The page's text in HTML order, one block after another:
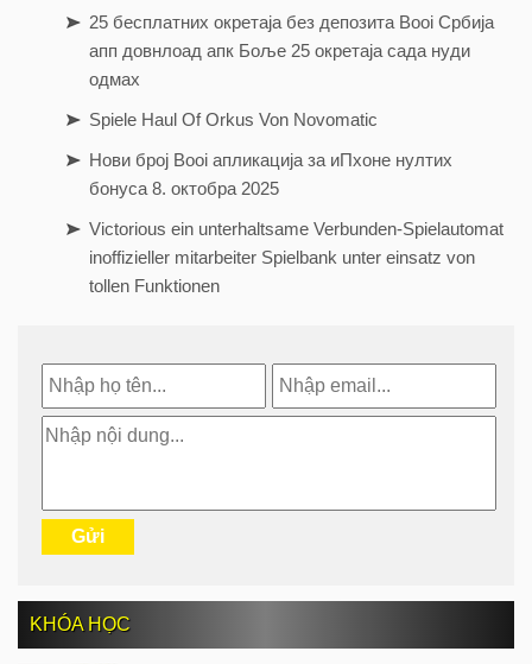
25 бесплатних окретаја без депозита Booi Србија
апп довнлоад апк Боље 25 окретаја сада нуди
одмах
Spiele Haul Of Orkus Von Novomatic
Нови број Booi апликација за иПхоне нултих
бонуса 8. октобра 2025
Victorious ein unterhaltsame Verbunden-Spielautomat
inoffizieller mitarbeiter Spielbank unter einsatz von
tollen Funktionen
KHÓA HỌC